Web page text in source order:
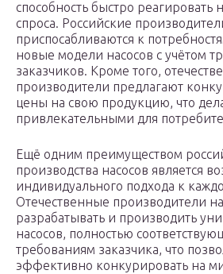
способность быстро реагировать
спроса. Российские
приспосабливаются к
новые модели насосов с учётом
заказчиков. Кроме того,
производители предлагают
цены на свою продукцию, что
привлекательными для
Ещё одним преимуществом
производства насосов является
индивидуального подхода к
Отечественные производители
разрабатывать и производить
насосов, полностью
требованиям заказчика, что
эффективно конкурировать на